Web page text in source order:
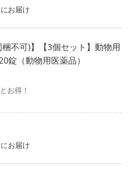
にお届け
梱不可)】【3個セット】動物用
錠（動物用医薬品）
お得！
にお届け